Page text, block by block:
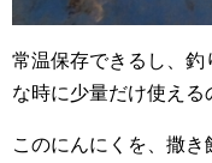
常温保存できるし、
な時に少量だけ使える
このにんにくを、撒き